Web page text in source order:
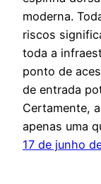
moderna.
riscos
toda a
ponto de
de entrada
Certamente,
apenas uma
17 de junho